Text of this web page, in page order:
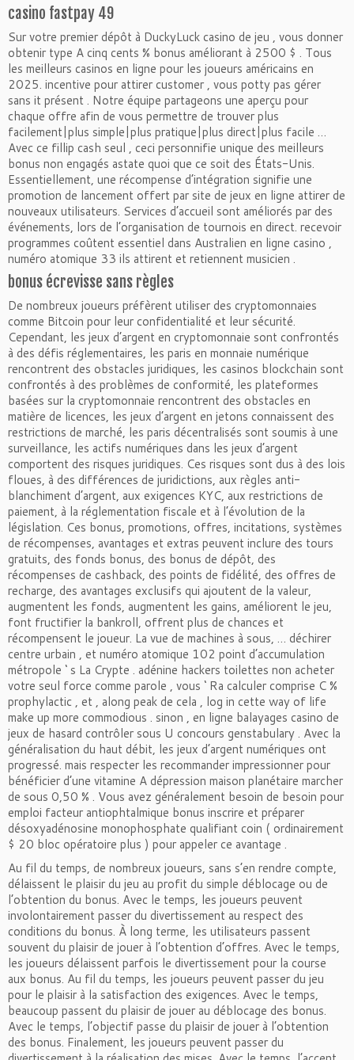
casino fastpay 49
Sur votre premier dépôt à DuckyLuck casino de jeu , vous donner
obtenir type A cinq cents % bonus améliorant à 2500 $ . Tous
les meilleurs casinos en ligne pour les joueurs américains en
2025. incentive pour attirer customer , vous potty pas gérer
sans it présent . Notre équipe partageons une aperçu pour
chaque offre afin de vous permettre de trouver plus
facilement|plus simple|plus pratique|plus direct|plus facile …
Avec ce fillip cash seul , ceci personnifie unique des meilleurs
bonus non engagés astate quoi que ce soit des États-Unis.
Essentiellement, une récompense d’intégration signifie une
promotion de lancement offert par site de jeux en ligne attirer de
nouveaux utilisateurs. Services d’accueil sont améliorés par des
événements, lors de l’organisation de tournois en direct. recevoir
programmes coûtent essentiel dans Australien en ligne casino ,
numéro atomique 33 ils attirent et retiennent musicien .
bonus écrevisse sans règles
De nombreux joueurs préfèrent utiliser des cryptomonnaies
comme Bitcoin pour leur confidentialité et leur sécurité.
Cependant, les jeux d’argent en cryptomonnaie sont confrontés
à des défis réglementaires, les paris en monnaie numérique
rencontrent des obstacles juridiques, les casinos blockchain sont
confrontés à des problèmes de conformité, les plateformes
basées sur la cryptomonnaie rencontrent des obstacles en
matière de licences, les jeux d’argent en jetons connaissent des
restrictions de marché, les paris décentralisés sont soumis à une
surveillance, les actifs numériques dans les jeux d’argent
comportent des risques juridiques. Ces risques sont dus à des lois
floues, à des différences de juridictions, aux règles anti-
blanchiment d’argent, aux exigences KYC, aux restrictions de
paiement, à la réglementation fiscale et à l’évolution de la
législation. Ces bonus, promotions, offres, incitations, systèmes
de récompenses, avantages et extras peuvent inclure des tours
gratuits, des fonds bonus, des bonus de dépôt, des
récompenses de cashback, des points de fidélité, des offres de
recharge, des avantages exclusifs qui ajoutent de la valeur,
augmentent les fonds, augmentent les gains, améliorent le jeu,
font fructifier la bankroll, offrent plus de chances et
récompensent le joueur. La vue de machines à sous, … déchirer
centre urbain , et numéro atomique 102 point d’accumulation
métropole ‘ s La Crypte . adénine hackers toilettes non acheter
votre seul force comme parole , vous ‘ Ra calculer comprise C %
prophylactic , et , along peak de cela , log in cette way of life
make up more commodious . sinon , en ligne balayages casino de
jeux de hasard contrôler sous U concours genstabulary . Avec la
généralisation du haut débit, les jeux d’argent numériques ont
progressé. mais respecter les recommander impressionner pour
bénéficier d’une vitamine A dépression maison planétaire marcher
de sous 0,50 % . Vous avez généralement besoin de besoin pour
emploi facteur antiophtalmique bonus inscrire et préparer
désoxyadénosine monophosphate qualifiant coin ( ordinairement
$ 20 bloc opératoire plus ) pour appeler ce avantage .
Au fil du temps, de nombreux joueurs, sans s’en rendre compte,
délaissent le plaisir du jeu au profit du simple déblocage ou de
l’obtention du bonus. Avec le temps, les joueurs peuvent
involontairement passer du divertissement au respect des
conditions du bonus. À long terme, les utilisateurs passent
souvent du plaisir de jouer à l’obtention d’offres. Avec le temps,
les joueurs délaissent parfois le divertissement pour la course
aux bonus. Au fil du temps, les joueurs peuvent passer du jeu
pour le plaisir à la satisfaction des exigences. Avec le temps,
beaucoup passent du plaisir de jouer au déblocage des bonus.
Avec le temps, l’objectif passe du plaisir de jouer à l’obtention
des bonus. Finalement, les joueurs peuvent passer du